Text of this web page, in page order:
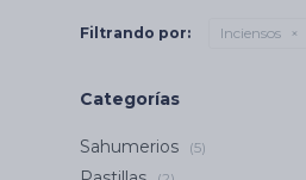
Filtrando por: Inciensos
Categorías
Sahumerios (5)